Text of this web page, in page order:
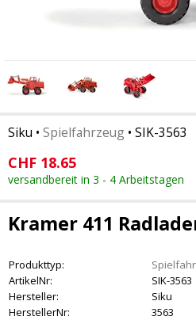
Siku • Spielfahrzeug • SIK-3563
CHF 18.65
versandbereit in 3 - 4 Arbeitstagen
Kramer 411
Produkttyp:
ArtikelNr:
SIK-3563
Hersteller:
Siku
HerstellerNr:
3563